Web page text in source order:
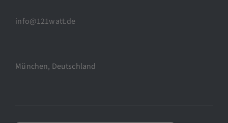
info@121watt.de
München, Deutschland